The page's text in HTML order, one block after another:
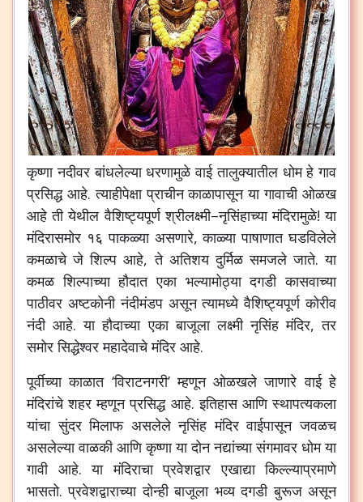
कृष्णा नदीवर बांधलेल्या धरणामुळे वाई तालुक्यातील धोम हे गाव
प्रसिद्ध आहे.त्याहीपेक्षा प्राचीन काळापासून या गावाची ओळख
आहे ती येथील वैशिष्ट्यपूर्ण श्रीलक्ष्मी–नृसिंहाच्या मंदिरामुळे!या
मंदिरासमोर १६ पाकळ्या असणारे,काळ्या पाषाणात घडविलेले
कमळाचे जे शिल्प आहे,ते अतिशय दुर्मिळ समजले जाते.या
कमळ शिल्पाच्या हौदात एका भल्यामोठ्या दगडी कासवाच्या
पाठीवर अष्टकोनी नंदीमंडप असून त्यामध्ये वैशिष्ट्यपूर्ण कोरीव
नंदी आहे.या हौदाच्या एका बाजूला लक्ष्मी नृसिंह मंदिर,तर
समोर सिद्धेश्वर महादेवाचे मंदिर आहे.
पूर्वीच्या काळात‘विराटनगरी’म्हणून ओळखले जाणारे वाई हे
मंदिरांचे शहर म्हणून प्रसिद्ध आहे.इतिहास आणि स्थापत्यकला
यांचा सुंदर मिलाफ असलेले नृसिंह मंदिर वाईपासून जवळच
असलेल्या वाळकी आणि कृष्णा या दोन नद्यांच्या संगमावर धोम या
गावी आहे.या मंदिराचा प्रवेशद्वार एखाद्या किल्ल्याप्रमाणे
भासतो.प्रवेशद्वाराच्या दोन्ही बाजूला भव्य दगडी बुरूज असून